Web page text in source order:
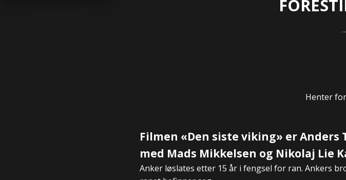
Henter
Filmen «Den siste viking» er Anders
med Mads Mikkelsen og Nikolaj Lie
Anker løslates etter 15 år i fengsel for ran. Ankers